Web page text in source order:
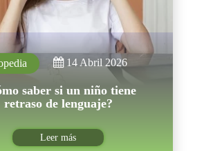
14 Abril 2026
saber si un niño tiene
retraso de lenguaje?
Leer más